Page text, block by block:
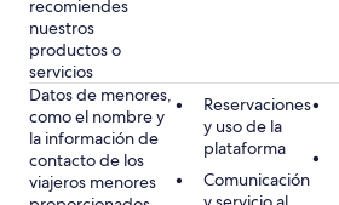
recomiendes
nuestros
productos o
servicios
Datos de menores,
como el nombre y
la información de
contacto de los
viajeros menores
Reservaciones
y uso de la
plataforma
Comunicación